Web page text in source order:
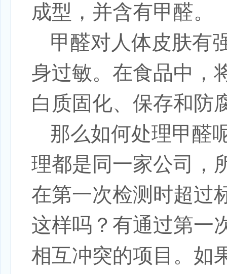
成型，并含有甲醛。
甲醛对人体皮肤有
身过敏。在食品中，
白质固化、保存和防
那么如何处理甲醛
理都是同一家公司，
在第一次检测时超过
这样吗？有通过第一
相互冲突的项目。如